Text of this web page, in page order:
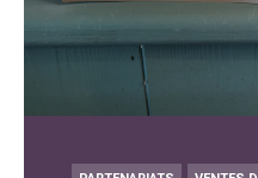
POSTED